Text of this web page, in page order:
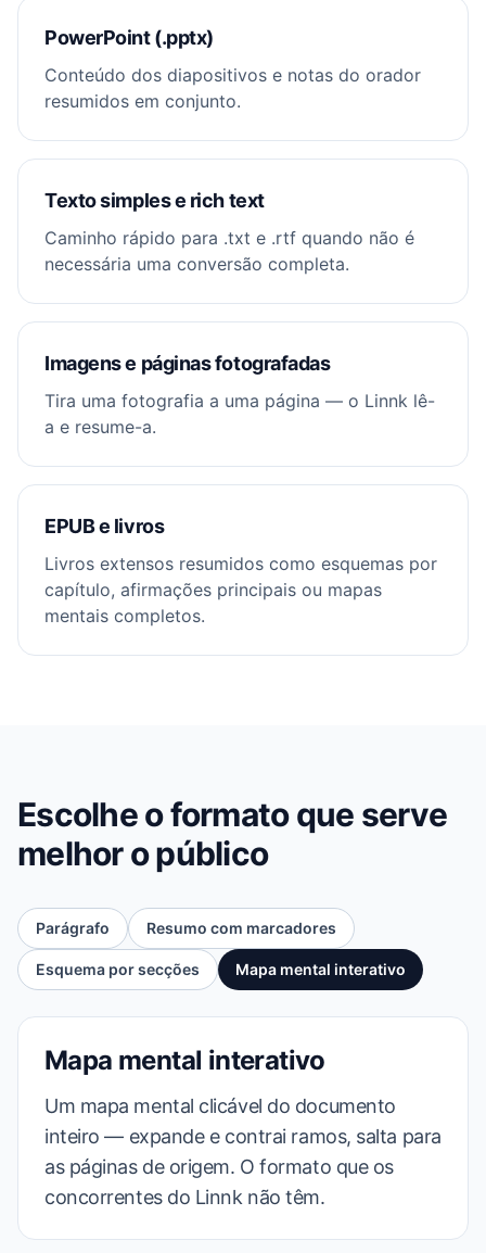
PowerPoint (.pptx)
Conteúdo dos diapositivos e notas do orador
resumidos em conjunto.
Texto simples e rich text
Caminho rápido para .txt e .rtf quando não é
necessária uma conversão completa.
Imagens e páginas fotografadas
Tira uma fotografia a uma página — o Linnk lê-
a e resume-a.
EPUB e livros
Livros extensos resumidos como esquemas por
capítulo, afirmações principais ou mapas
mentais completos.
Escolhe o formato que serve
melhor o público
Parágrafo Resumo com marcadores
Esquema por secções Mapa mental interativo
Mapa mental interativo
Um mapa mental clicável do documento
inteiro — expande e contrai ramos, salta para
as páginas de origem. O formato que os
concorrentes do Linnk não têm.